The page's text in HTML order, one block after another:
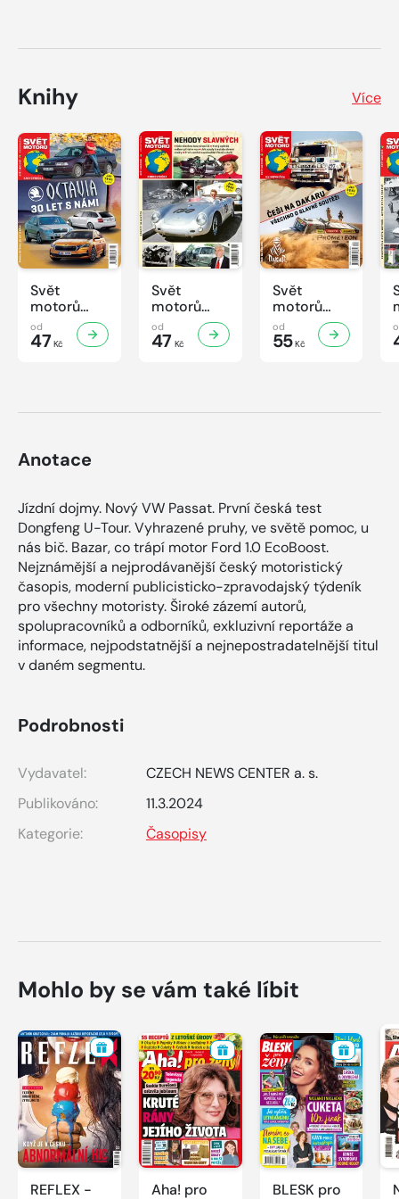
Knihy Více
Svět
motorů
Knihovnička
2/2026
od
47 Kč
Svět
motorů
Knihovnička
1/2026
od
47 Kč
Svět
motorů
Knihovnička
4/2025
od
55Kč
Anotace
Jízdní dojmy. Nový VW Passat. První česká test
Dongfeng U-Tour. Vyhrazené pruhy, ve světě pomoc, u
nás bič. Bazar, co trápí motor Ford 1.0 EcoBoost.
Nejznámější a nejprodávanější český motoristický
časopis, moderní publicisticko-zpravodajský týdeník
pro všechny motoristy. Široké zázemí autorů,
spolupracovníků a odborníků, exkluzivní reportáže a
informace, nejpodstatnější a nejnepostradatelnější titul
v daném segmentu.
Podrobnosti
Vydavatel:
CZECH NEWS CENTER a. s.
Publikováno:
11.3.2024
Kategorie:
Časopisy
Mohlo by se vám také líbit
REFLEX -
Aha! pro
BLESK pro